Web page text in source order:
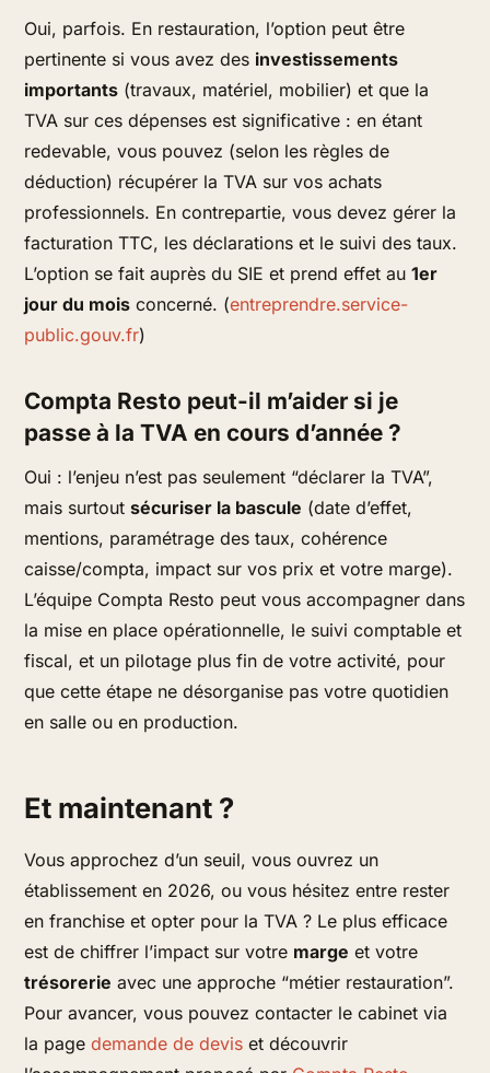
Oui, parfois. En restauration, l’option peut être
pertinente si vous avez des investissements
importants (travaux, matériel, mobilier) et que la
TVA sur ces dépenses est significative : en étant
redevable, vous pouvez (selon les règles de
déduction) récupérer la TVA sur vos achats
professionnels. En contrepartie, vous devez gérer la
facturation TTC, les déclarations et le suivi des taux.
L’option se fait auprès du SIE et prend effet au1er
jour du mois concerné. (entreprendre.service-
public.gouv.fr)
Compta Resto peut-il m’aider si je
passe à la TVA en cours d’année ?
Oui : l’enjeu n’est pas seulement “déclarer la TVA”,
mais surtoutsécuriser la bascule (date d’effet,
mentions, paramétrage des taux, cohérence
caisse/compta, impact sur vos prix et votre marge).
L’équipe Compta Resto peut vous accompagner dans
la mise en place opérationnelle, le suivi comptable et
fiscal, et un pilotage plus fin de votre activité, pour
que cette étape ne désorganise pas votre quotidien
en salle ou en production.
Et maintenant ?
Vous approchez d’un seuil, vous ouvrez un
établissement en 2026, ou vous hésitez entre rester
en franchise et opter pour la TVA ? Le plus efficace
est de chiffrer l’impact sur votre marge et votre
trésorerie avec une approche “métier restauration”.
Pour avancer, vous pouvez contacter le cabinet via
la pagedemande de devis et découvrir